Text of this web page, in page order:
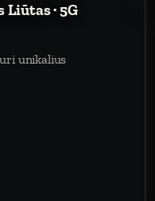
· 5G
unikalius